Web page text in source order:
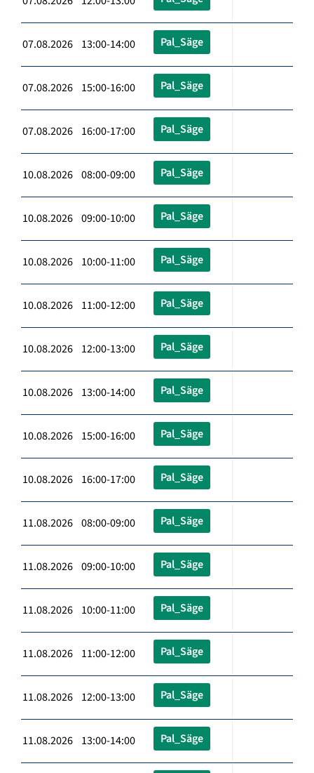
07.08.2026 13:00-14:00 Pal_Säge
07.08.2026 15:00-16:00 Pal_Säge
07.08.2026 16:00-17:00 Pal_Säge
10.08.2026 08:00-09:00 Pal_Säge
10.08.2026 09:00-10:00 Pal_Säge
10.08.2026 10:00-11:00 Pal_Säge
10.08.2026 11:00-12:00 Pal_Säge
10.08.2026 12:00-13:00 Pal_Säge
10.08.2026 13:00-14:00 Pal_Säge
10.08.2026 15:00-16:00 Pal_Säge
10.08.2026 16:00-17:00 Pal_Säge
11.08.2026 08:00-09:00 Pal_Säge
11.08.2026 09:00-10:00 Pal_Säge
11.08.2026 10:00-11:00 Pal_Säge
11.08.2026 11:00-12:00 Pal_Säge
11.08.2026 12:00-13:00 Pal_Säge
11.08.2026 13:00-14:00 Pal_Säge